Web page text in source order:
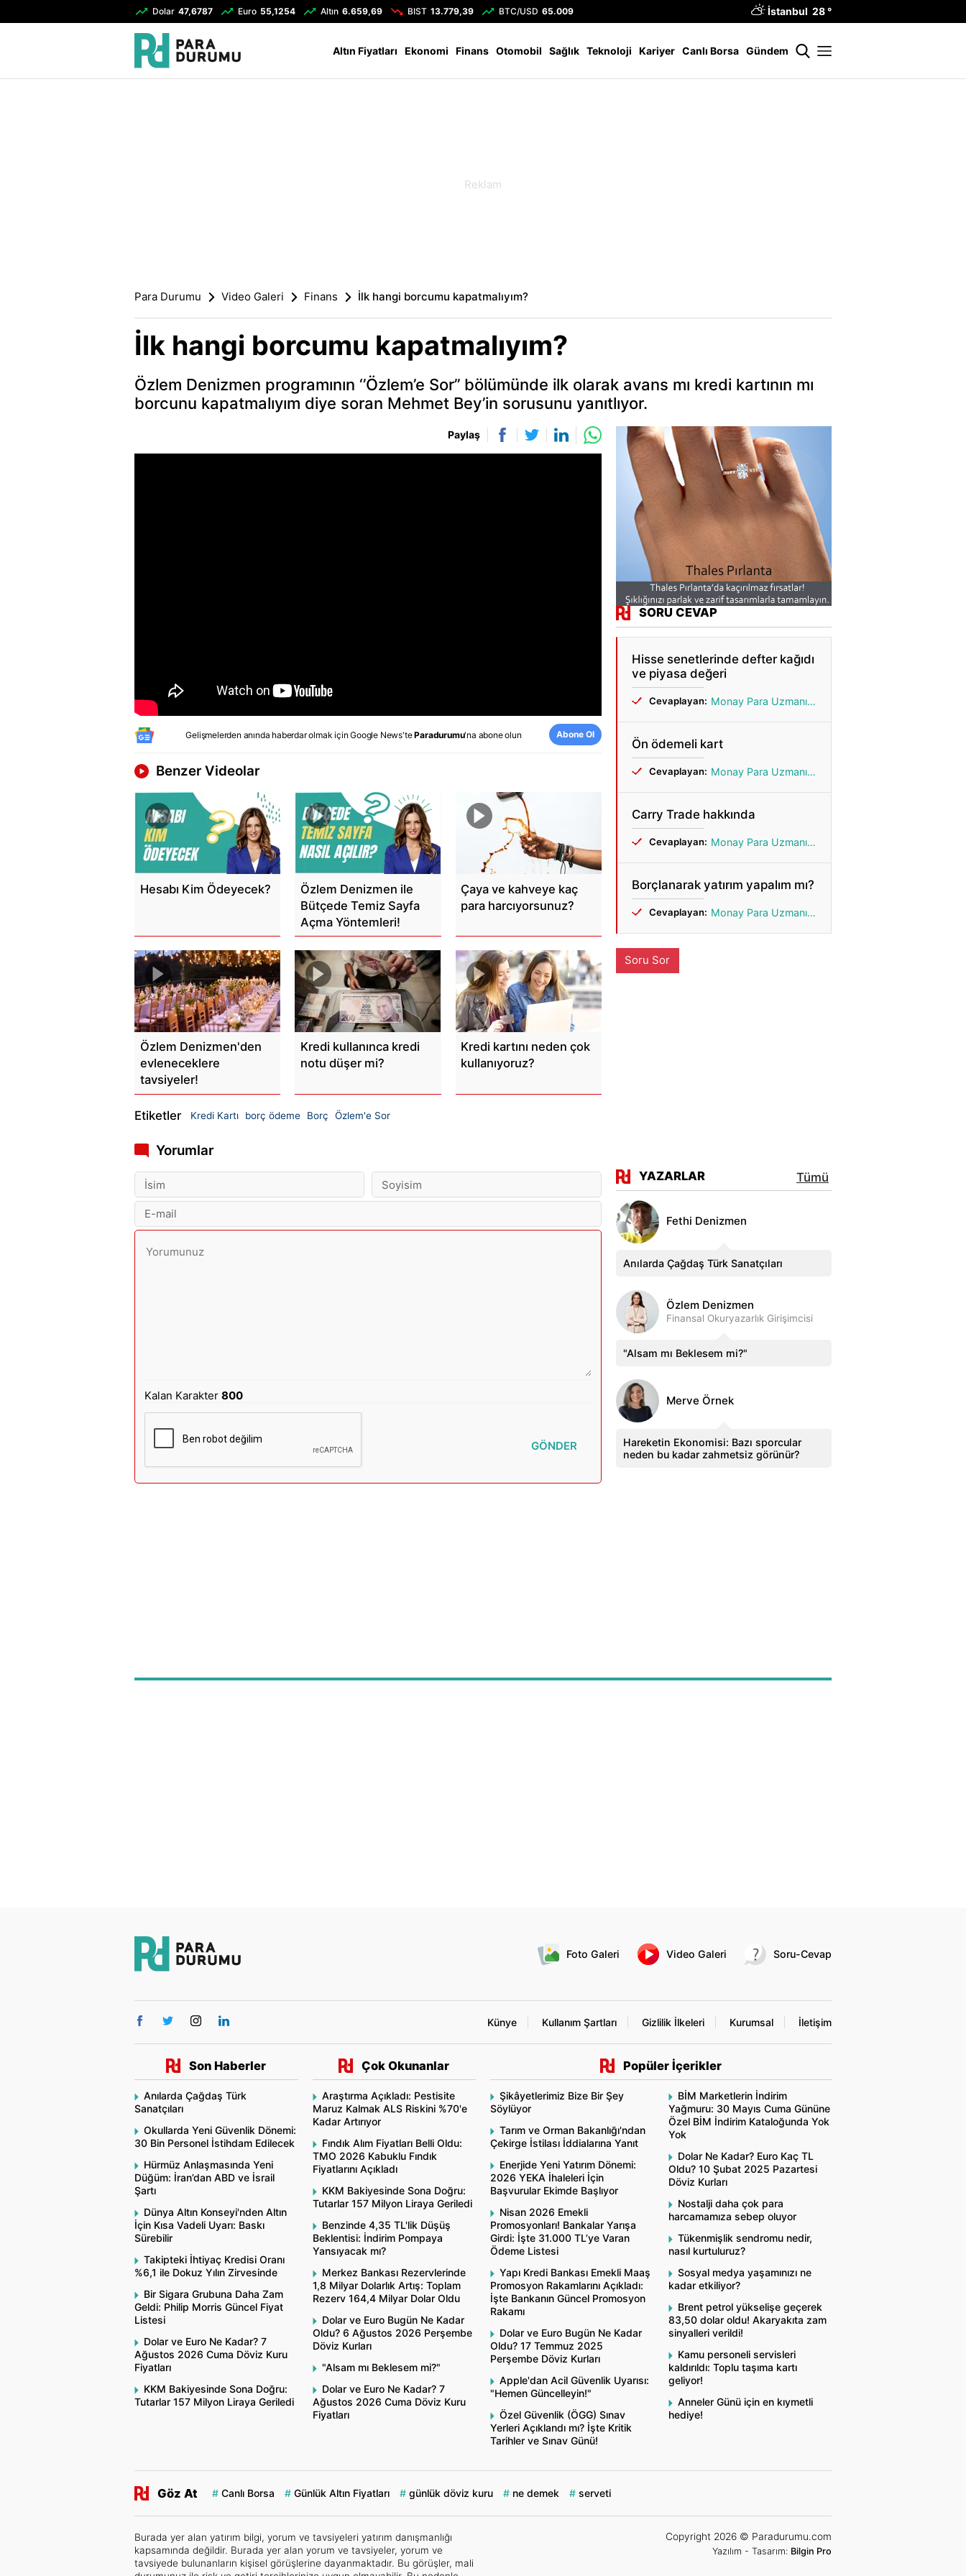
Dolar 47,6787 Euro 55,1254 Altın 6.659,69 BIST 13.779,39 BTC/USD 65.009 İstanbul 28 °
Altın Fiyatları Ekonomi Finans Otomobil Sağlık Teknoloji Kariyer Canlı Borsa Gündem
Para Durumu Video Galeri Finans İlk hangi borcumu kapatmalıyım?
İlk hangi borcumu kapatmalıyım?
Özlem Denizmen programının ‘’Özlem’e Sor’’ bölümünde ilk olarak avans mı kredi kartının mı
borcunu kapatmalıyım diye soran Mehmet Bey’in sorusunu yanıtlıyor.
Paylaş
Gelişmelerden anında haberdar olmak içinGoogle News'teParadurumu'na abone olun Abone Ol
Benzer Videolar
Hesabı Kim Ödeyecek?
Özlem Denizmen ile
Bütçede Temiz Sayfa
Açma Yöntemleri!
Çaya ve kahveye kaç
para harcıyorsunuz?
Özlem Denizmen'den
evleneceklere
tavsiyeler!
Kredi kullanınca kredi
notu düşer mi?
Kredi kartını neden çok
kullanıyoruz?
Etiketler Kredi Kartı borç ödeme Borç Özlem'e Sor
Yorumlar
Kalan Karakter800
GÖNDER
SORU CEVAP
Hisse senetlerinde defter kağıdı
ve piyasa değeri
Cevaplayan: Monay Para Uzmanı Gönül
Ön ödemeli kart
Cevaplayan: Monay Para Uzmanı Gönül
Carry Trade hakkında
Cevaplayan: Monay Para Uzmanı Gönül
Borçlanarak yatırım yapalım mı?
Cevaplayan: Monay Para Uzmanı Gönül
Soru Sor
YAZARLAR Tümü
Fethi Denizmen
Anılarda Çağdaş Türk Sanatçıları
Özlem Denizmen
Finansal Okuryazarlık Girişimcisi
"Alsam mı Beklesem mi?"
Merve Örnek
Hareketin Ekonomisi: Bazı sporcular
neden bu kadar zahmetsiz görünür?
Foto Galeri Video Galeri Soru-Cevap
Künye Kullanım Şartları Gizlilik İlkeleri Kurumsal İletişim
Son Haberler
Anılarda Çağdaş Türk
Sanatçıları
Okullarda Yeni Güvenlik Dönemi:
30 Bin Personel İstihdam Edilecek
Hürmüz Anlaşmasında Yeni
Düğüm: İran’dan ABD ve İsrail
Şartı
Dünya Altın Konseyi'nden Altın
İçin Kısa Vadeli Uyarı: Baskı
Sürebilir
Takipteki İhtiyaç Kredisi Oranı
%6,1 ile Dokuz Yılın Zirvesinde
Bir Sigara Grubuna Daha Zam
Geldi: Philip Morris Güncel Fiyat
Listesi
Dolar ve Euro Ne Kadar? 7
Ağustos 2026 Cuma Döviz Kuru
Fiyatları
KKM Bakiyesinde Sona Doğru:
Tutarlar 157 Milyon Liraya Geriledi
Çok Okunanlar
Araştırma Açıkladı: Pestisite
Maruz Kalmak ALS Riskini %70'e
Kadar Artırıyor
Fındık Alım Fiyatları Belli Oldu:
TMO 2026 Kabuklu Fındık
Fiyatlarını Açıkladı
KKM Bakiyesinde Sona Doğru:
Tutarlar 157 Milyon Liraya Geriledi
Benzinde 4,35 TL'lik Düşüş
Beklentisi: İndirim Pompaya
Yansıyacak mı?
Merkez Bankası Rezervlerinde
1,8 Milyar Dolarlık Artış: Toplam
Rezerv 164,4 Milyar Dolar Oldu
Dolar ve Euro Bugün Ne Kadar
Oldu? 6 Ağustos 2026 Perşembe
Döviz Kurları
"Alsam mı Beklesem mi?"
Dolar ve Euro Ne Kadar? 7
Ağustos 2026 Cuma Döviz Kuru
Fiyatları
Popüler İçerikler
Şikâyetlerimiz Bize Bir Şey
Söylüyor
Tarım ve Orman Bakanlığı'ndan
Çekirge İstilası İddialarına Yanıt
Enerjide Yeni Yatırım Dönemi:
2026 YEKA İhaleleri İçin
Başvurular Ekimde Başlıyor
Nisan 2026 Emekli
Promosyonları! Bankalar Yarışa
Girdi: İşte 31.000 TL’ye Varan
Ödeme Listesi
Yapı Kredi Bankası Emekli Maaş
Promosyon Rakamlarını Açıkladı:
İşte Bankanın Güncel Promosyon
Rakamı
Dolar ve Euro Bugün Ne Kadar
Oldu? 17 Temmuz 2025
Perşembe Döviz Kurları
Apple'dan Acil Güvenlik Uyarısı:
"Hemen Güncelleyin!"
Özel Güvenlik (ÖGG) Sınav
Yerleri Açıklandı mı? İşte Kritik
Tarihler ve Sınav Günü!
BİM Marketlerin İndirim
Yağmuru: 30 Mayıs Cuma Gününe
Özel BİM İndirim Kataloğunda Yok
Yok
Dolar Ne Kadar? Euro Kaç TL
Oldu? 10 Şubat 2025 Pazartesi
Döviz Kurları
Nostalji daha çok para
harcamamıza sebep oluyor
Tükenmişlik sendromu nedir,
nasıl kurtuluruz?
Sosyal medya yaşamınızı ne
kadar etkiliyor?
Brent petrol yükselişe geçerek
83,50 dolar oldu! Akaryakıta zam
sinyalleri verildi!
Kamu personeli servisleri
kaldırıldı: Toplu taşıma kartı
geliyor!
Anneler Günü için en kıymetli
hediye!
Göz At Canlı Borsa Günlük Altın Fiyatları günlük döviz kuru ne demek serveti
Burada yer alan yatırım bilgi, yorum ve tavsiyeleri yatırım danışmanlığı
kapsamında değildir. Burada yer alan yorum ve tavsiyeler, yorum ve
tavsiyede bulunanların kişisel görüşlerine dayanmaktadır. Bu görüşler, mali
Copyright 2026 © Paradurumu.com
Yazılım - Tasarım: Bilgin Pro